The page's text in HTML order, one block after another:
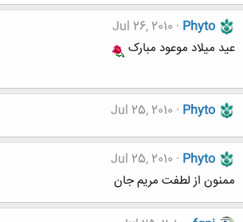
Phyto
Jul 26, 2010
عید میلاد موعود مبارک
Phyto
Jul 25, 2010
Phyto
Jul 25, 2010
ممنون از لطفت مریم جان